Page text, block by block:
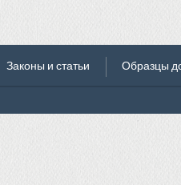
Законы и статьи Образцы